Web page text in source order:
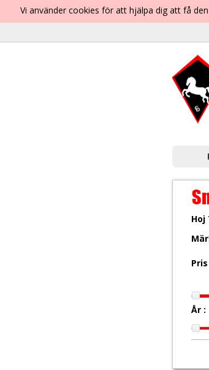
Vi använder cookies för att hjälpa dig att få
Hoj
Pris
År :